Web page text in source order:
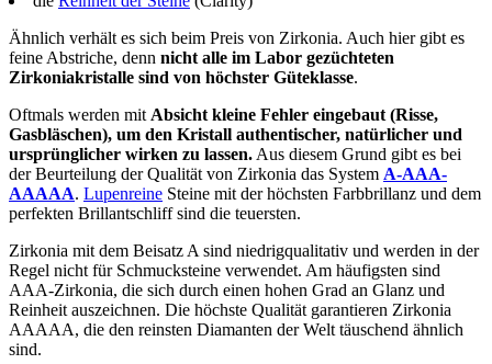
Ähnlich verhält es sich beim Preis von Zirkonia. Auch hier gibt es
feine Abstriche, denn nicht alle im Labor gezüchteten
Zirkoniakristalle sind von höchster Güteklasse.
Oftmals werden mit Absicht kleine Fehler eingebaut (Risse,
Gasbläschen), um den Kristall authentischer, natürlicher und
ursprünglicher wirken zu lassen. Aus diesem Grund gibt es bei
der Beurteilung der Qualität von Zirkonia das System A-AAA-
AAAAA. Lupenreine Steine mit der höchsten Farbbrillanz und dem
perfekten Brillantschliff sind die teuersten.
Zirkonia mit dem Beisatz A sind niedrigqualitativ und werden in der
Regel nicht für Schmucksteine verwendet. Am häufigsten sind
AAA-Zirkonia, die sich durch einen hohen Grad an Glanz und
Reinheit auszeichnen. Die höchste Qualität garantieren Zirkonia
AAAAA, die den reinsten Diamanten der Welt täuschend ähnlich
sind.